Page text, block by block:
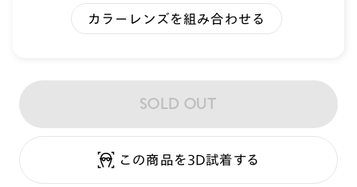
カラーレンズを組み合わせる
SOLD OUT
この商品を3D試着する